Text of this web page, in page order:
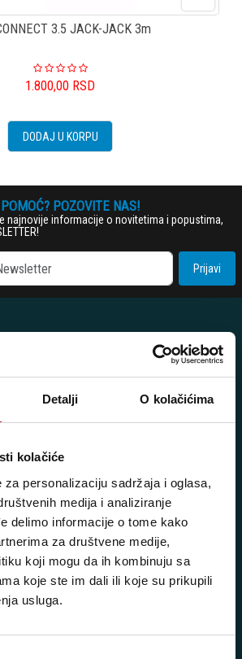
Detalji O kolačićima
kolačiće
za personalizaciju sadržaja i oglasa,
medija i analiziranje
delimo informacije o tome kako
za društvene medije,
koji mogu da ih kombinuju sa
koje ste im dali ili koje su prikupili
usluga.
3.5 JACK-JACK 3m
1.800,00 RSD
DODAJ U KORPU
POZOVITE NAS!
najnovije informacije o novitetima i popustima,
Prijavi
9,
11 33-47-615
9